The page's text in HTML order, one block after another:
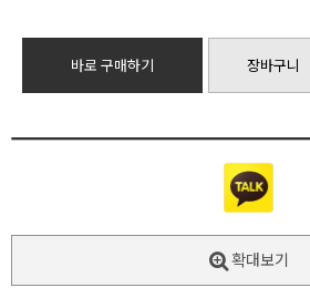
바로 구매하기 장바구니
확대보기